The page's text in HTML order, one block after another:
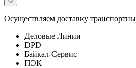
Осуществляем доставку
Деловые Линии
DPD
Байкал-Сервис
ПЭК